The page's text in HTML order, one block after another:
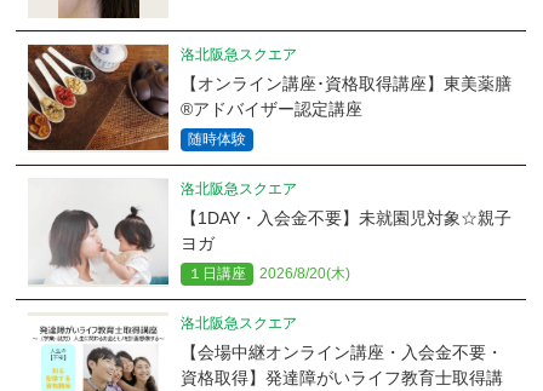
洛北阪急スクエア
【オンライン講座･資格取得講座】東美薬膳
®アドバイザー認定講座
随時体験
洛北阪急スクエア
【1DAY・入会金不要】未就園児対象☆親子
ヨガ
１日講座 2026/8/20(木)
洛北阪急スクエア
【会場中継オンライン講座・入会金不要・
資格取得】発達障がいライフ教育士取得講